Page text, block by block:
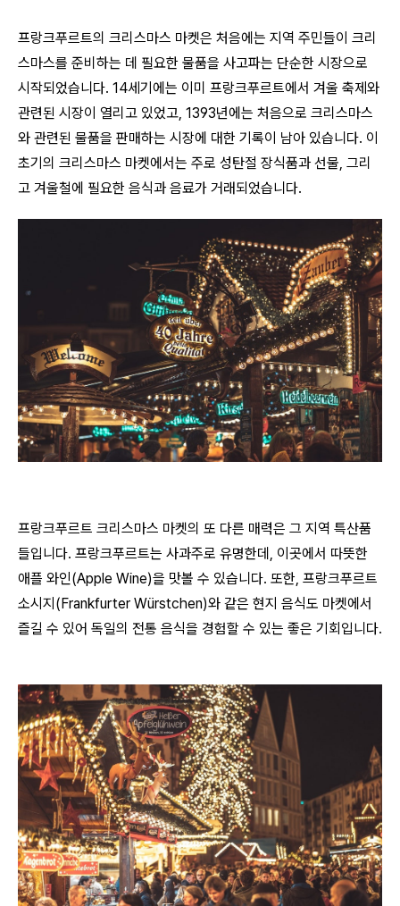
프랑크푸르트의 크리스마스 마켓은 처음에는 지역 주민들이 크리
스마스를 준비하는 데 필요한 물품을 사고파는 단순한 시장으로
시작되었습니다. 14세기에는 이미 프랑크푸르트에서 겨울 축제와
관련된 시장이 열리고 있었고, 1393년에는 처음으로 크리스마스
와 관련된 물품을 판매하는 시장에 대한 기록이 남아 있습니다. 이
초기의 크리스마스 마켓에서는 주로 성탄절 장식품과 선물, 그리
고 겨울철에 필요한 음식과 음료가 거래되었습니다.
프랑크푸르트 크리스마스 마켓의 또 다른 매력은 그 지역 특산품
들입니다. 프랑크푸르트는 사과주로 유명한데, 이곳에서 따뜻한
애플 와인(Apple Wine)을 맛볼 수 있습니다. 또한, 프랑크푸르트
소시지(Frankfurter Würstchen)와 같은 현지 음식도 마켓에서
즐길 수 있어 독일의 전통 음식을 경험할 수 있는 좋은 기회입니다.